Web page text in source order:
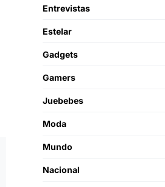
Entrevistas
Estelar
Gadgets
Gamers
Juebebes
Moda
Mundo
Nacional